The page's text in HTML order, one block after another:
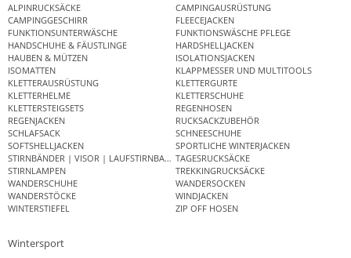
ALPINRUCKSÄCKE
CAMPINGAUSRÜSTUNG
CAMPINGGESCHIRR
FLEECEJACKEN
FUNKTIONSUNTERWÄSCHE
FUNKTIONSWÄSCHE PFLEGE
HANDSCHUHE & FÄUSTLINGE
HARDSHELLJACKEN
HAUBEN & MÜTZEN
ISOLATIONSJACKEN
ISOMATTEN
KLAPPMESSER UND MULTITOOLS
KLETTERAUSRÜSTUNG
KLETTERGURTE
KLETTERHELME
KLETTERSCHUHE
KLETTERSTEIGSETS
REGENHOSEN
REGENJACKEN
RUCKSACKZUBEHÖR
SCHLAFSACK
SCHNEESCHUHE
SOFTSHELLJACKEN
SPORTLICHE WINTERJACKEN
STIRNBÄNDER | VISOR | LAUFSTIRNBANDTAGESRUCKSÄCKE
STIRNLAMPEN
TREKKINGRUCKSÄCKE
WANDERSCHUHE
WANDERSOCKEN
WANDERSTÖCKE
WINDJACKEN
WINTERSTIEFEL
ZIP OFF HOSEN
Wintersport